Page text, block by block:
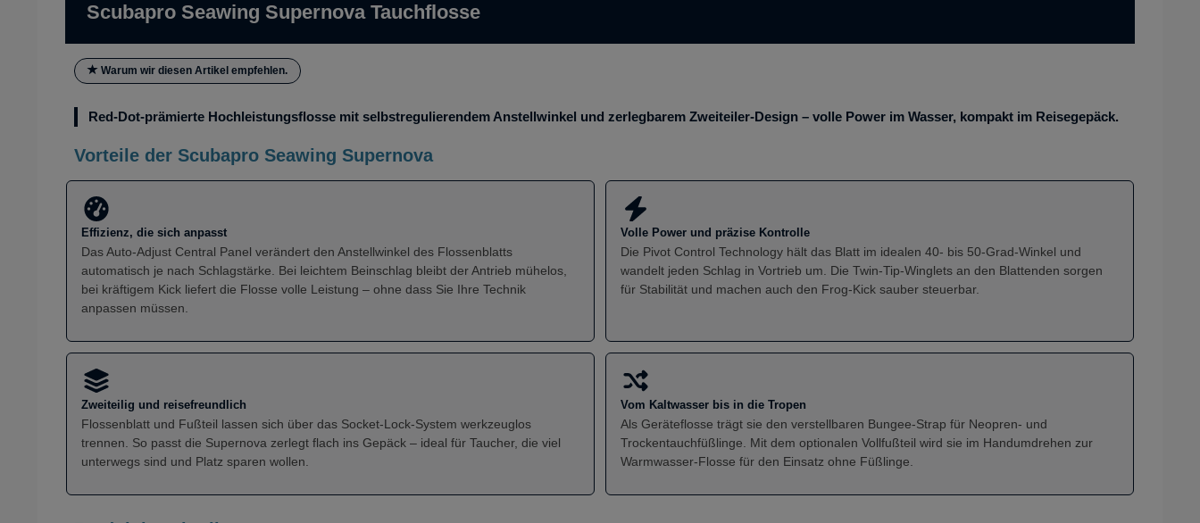
Scubapro Seawing Supernova Tauchflosse
Warum wir diesen Artikel empfehlen.
Red-Dot-prämierte Hochleistungsflosse mit selbstregulierendem Anstellwinkel und zerlegbarem Zweiteiler-Design – volle Power im Wasser, kompakt im Reisegepäck.
Vorteile der Scubapro Seawing Supernova
Effizienz, die sich anpasst
Das Auto-Adjust Central Panel verändert den Anstellwinkel des Flossenblatts
automatisch je nach Schlagstärke. Bei leichtem Beinschlag bleibt der Antrieb mühelos,
bei kräftigem Kick liefert die Flosse volle Leistung – ohne dass Sie Ihre Technik
anpassen müssen.
Volle Power und präzise Kontrolle
Die Pivot Control Technology hält das Blatt im idealen 40- bis 50-Grad-Winkel und
wandelt jeden Schlag in Vortrieb um. Die Twin-Tip-Winglets an den Blattenden sorgen
für Stabilität und machen auch den Frog-Kick sauber steuerbar.
Zweiteilig und reisefreundlich
Flossenblatt und Fußteil lassen sich über das Socket-Lock-System werkzeuglos
trennen. So passt die Supernova zerlegt flach ins Gepäck – ideal für Taucher, die viel
unterwegs sind und Platz sparen wollen.
Vom Kaltwasser bis in die Tropen
Als Geräteflosse trägt sie den verstellbaren Bungee-Strap für Neopren- und
Trockentauchfüßlinge. Mit dem optionalen Vollfußteil wird sie im Handumdrehen zur
Warmwasser-Flosse für den Einsatz ohne Füßlinge.